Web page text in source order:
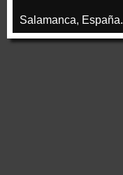
Salamanca, España.